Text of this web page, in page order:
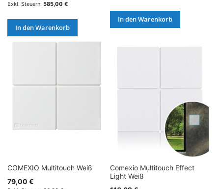
585,00 €
In den Warenkorb
In den Warenkorb
COMEXIO Multitouch Weiß
79,00 €
Comexio Multitouch Effect
Light Weiß